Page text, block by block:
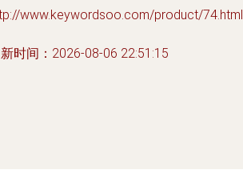
www.keywordsoo.com/product/74.html
时间：2026-08-06 22:51:15